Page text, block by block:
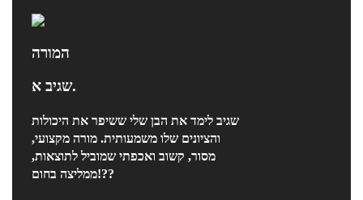
המורה
שגיב א.
שגיב לימד את הבן שלי ששיפר את היכולות
והציונים שלו משמעותית. מורה מקצועי,
מסור, קשוב ואכפתי שמוביל לתוצאות,
ממליצה בחום!??